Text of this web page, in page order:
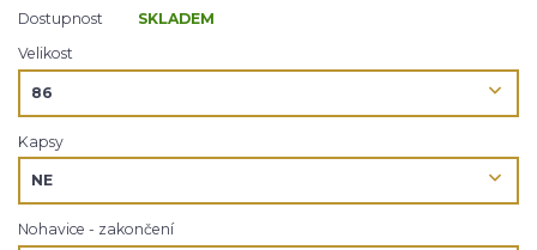
Dostupnost
SKLADEM
Velikost
Kapsy
Nohavice - zakončení